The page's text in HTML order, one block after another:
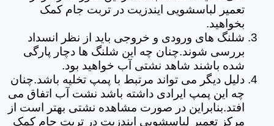
تعمیر لباسشویی ایندزیت در تربت جام کمک
بخواهید.
شلنگ های ورودی و خروجی باید از نظر انسداد
بررسی شوند.چنان چه این شلنگ ها دچار پارگی
شده باشند شاهد نشتی آب خواهید بود.
دلیل دیگر می تواند مرتبط با پمپ تخلیه باشد.چنان
چه این پمپ ایرادی داشته باشد نشت آب اتفاق می
افتد.بنابراین در صورت مشاهده نشتی بهتر است از
مرکز تعمیر لباسشویی ایندزیت در تربت جام کمک